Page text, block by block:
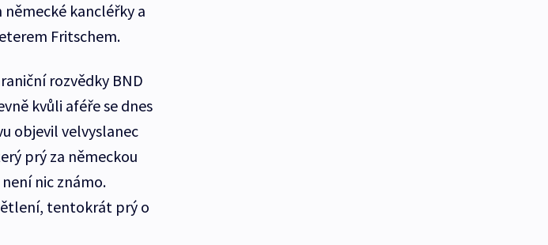
kancléřky a
Fritschem.
rozvědky BND
kvůli aféře se dnes
objevil velvyslanec
prý za německou
nic známo.
tentokrát prý o